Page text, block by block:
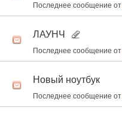
Последнее сообщение от
ЛАУНЧ
Последнее сообщение от
Новый ноутбук
Последнее сообщение от